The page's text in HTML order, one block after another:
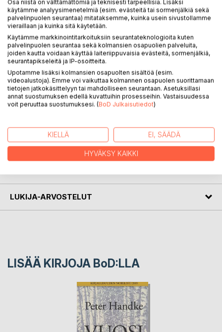
unenomaisten tilanteiden sarja aikana, joka muistuttaa unta.
Kertomuksen henkilöt ovat kulttuureistaan ulosajautuneita
yksilöitä, ulkopuolisia; vailla kuulumista valtioihin ja
järjestelmiin, joissa yhdenmukaistamisesta on tullut
teollisuutta. Peter Handke on luonut valtaisan eepoksen,
jossa kiirii kriittinen nauru kaikelle ihmisyydessä ja syvä
kunnioitus luontoa, hyönteisiä ja koko eläinkuntaa kohtaan.
"Teos on lahja - uusi virstanpylväs aikamme yhdeltä
suurimmalta kertojalta."
KIRJAILIJA
LUKIJA-ARVOSTELUT
LISÄÄ KIRJOJA BoD:LLA
Osa niistä on välttämättömiä ja teknisesti tarpeellisia. Lisäksi
käytämme analyysimenetelmiä (esim. evästeitä tai sormenjälkiä sekä
palvelinpuolen seurantaa) mitataksemme, kuinka usein sivustollamme
vieraillaan ja kuinka sitä käytetään.
Käytämme markkinointitarkoituksiin seurantateknologioita kuten
palvelinpuolen seurantaa sekä kolmansien osapuolien palveluita,
joiden kautta voidaan käyttää laiteriippuvaisia evästeitä, sormenjälkiä,
seurantapikseleitä ja IP-osoitteita.
Upotamme lisäksi kolmansien osapuolten sisältöä (esim.
videoalustoja). Emme voi vaikuttaa kolmannen osapuolen suorittamaan
tietojen jatkokäsittelyyn tai mahdolliseen seurantaan. Asetuksillasi
annat suostumuksen edellä kuvattuihin prosesseihin. Vastaisuudessa
voit peruuttaa suostumuksesi. (BoD Julkaisutiedot)
KIELLÄ EI, SÄÄDÄ
HYVÄKSY KAIKKI